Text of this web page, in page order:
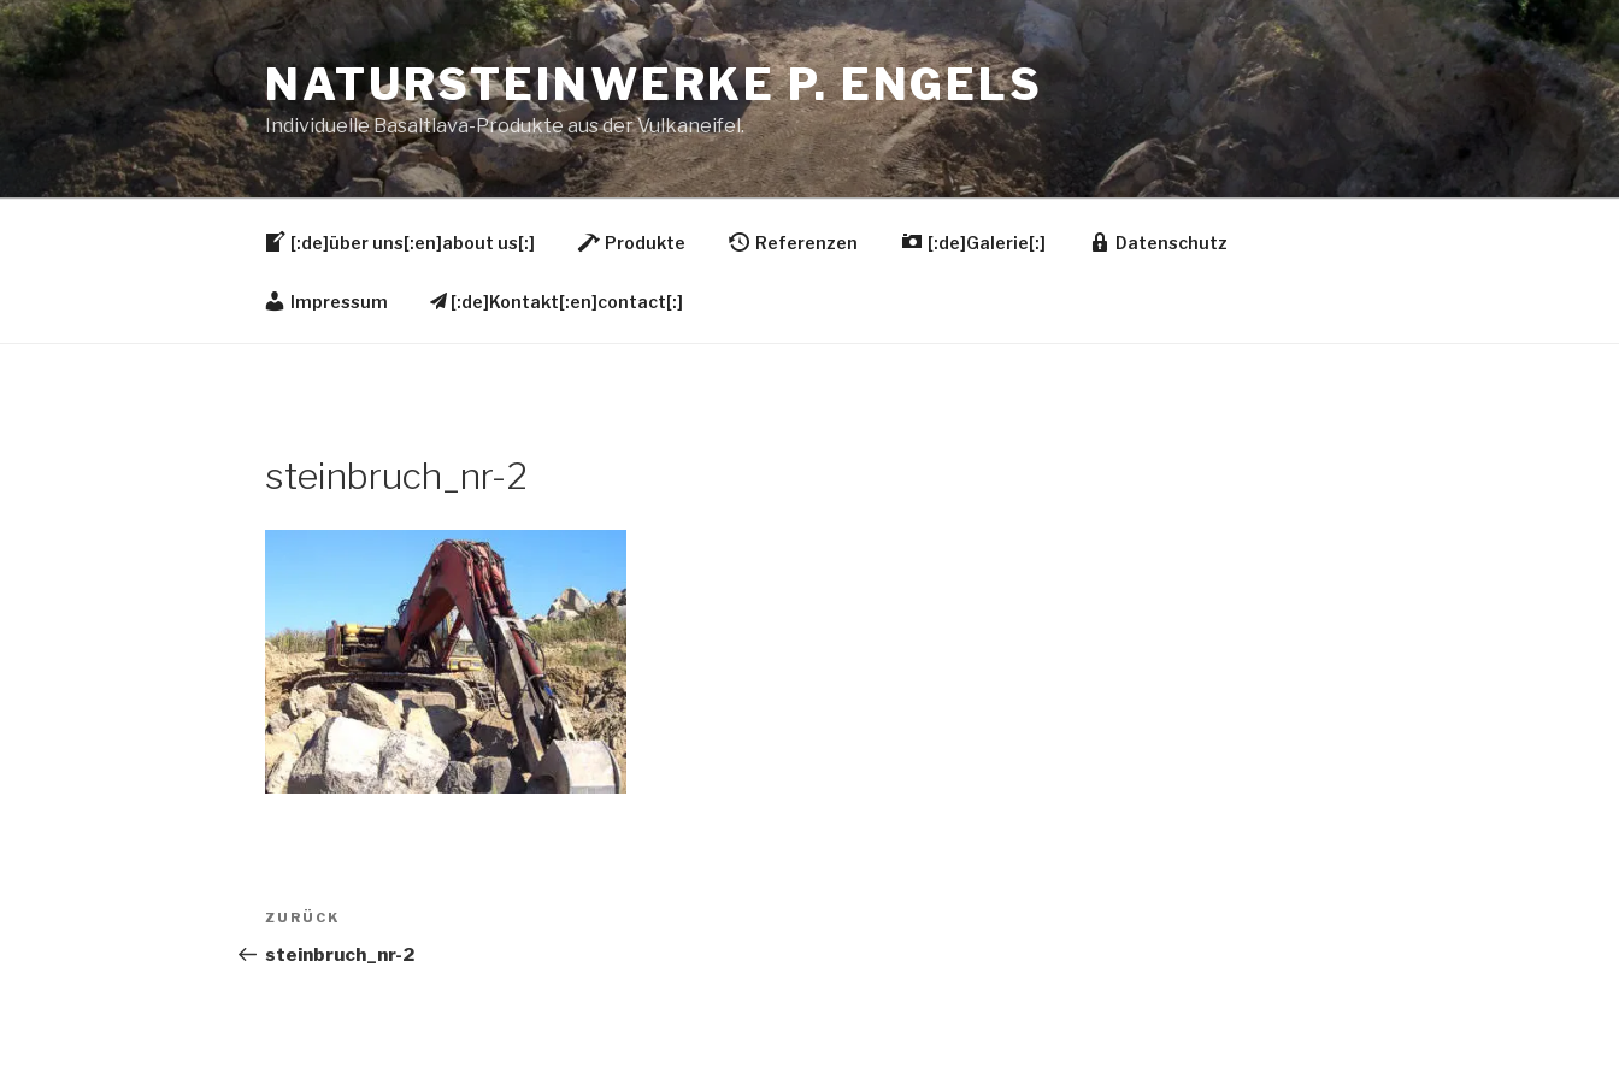
Zum
Inhalt
springen
NATURSTEINWERKE P. ENGELS
Individuelle Basaltlava-Produkte aus der Vulkaneifel.
[:de]über uns[:en]about us[:] Produkte Referenzen [:de]Galerie[:] Datenschutz
Impressum [:de]Kontakt[:en]contact[:]
steinbruch_nr-2
Beitragsnavigation
Vorheriger
Beitrag
ZURÜCK
steinbruch_nr-2